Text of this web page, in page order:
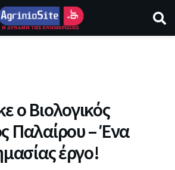
ο Βιολογικός
Παλαίρου – Ένα
έργο!